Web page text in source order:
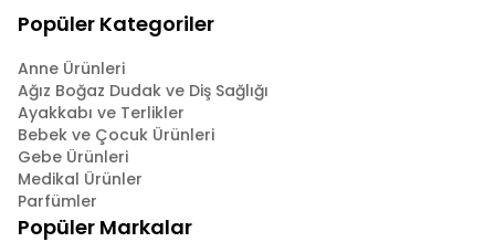
Popüler Kategoriler
Anne Ürünleri
Ağız Boğaz Dudak ve Diş Sağlığı
Ayakkabı ve Terlikler
Bebek ve Çocuk Ürünleri
Gebe Ürünleri
Medikal Ürünler
Parfümler
Popüler Markalar